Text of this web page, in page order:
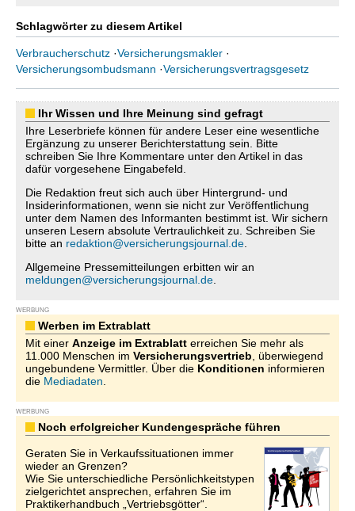
Schlagwörter zu diesem Artikel
Verbraucherschutz ·Versicherungsmakler ·
Versicherungsombudsmann ·Versicherungsvertragsgesetz
Ihr Wissen und Ihre Meinung sind gefragt
Ihre Leserbriefe können für andere Leser eine wesentliche
Ergänzung zu unserer Berichterstattung sein. Bitte
schreiben Sie Ihre Kommentare unter den Artikel in das
dafür vorgesehene Eingabefeld.
Die Redaktion freut sich auch über Hintergrund- und
Insiderinformationen, wenn sie nicht zur Veröffentlichung
unter dem Namen des Informanten bestimmt ist. Wir sichern
unseren Lesern absolute Vertraulichkeit zu. Schreiben Sie
bitte an redaktion@versicherungsjournal.de
Allgemeine Pressemitteilungen erbitten wir an
meldungen@versicherungsjournal.de
WERBUNG
Werben im Extrablatt
Mit einer Anzeige im Extrablatt erreichen Sie mehr als
11.000 Menschen im Versicherungsvertrieb , überwiegend
ungebundene Vermittler. Über die Konditionen informieren
die Mediadaten
WERBUNG
Noch erfolgreicher Kundengespräche führen
Geraten Sie in Verkaufssituationen immer
wieder an Grenzen?
Wie Sie unterschiedliche Persönlichkeitstypen
zielgerichtet ansprechen, erfahren Sie im
Praktikerhandbuch „Vertriebsgötter“.